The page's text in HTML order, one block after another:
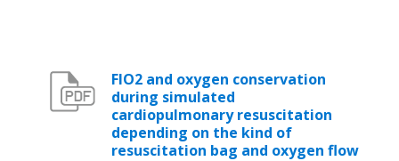
FIO2 and oxygen conservation
during simulated
cardiopulmonary resuscitation
depending on the kind of
resuscitation bag and oxygen flow